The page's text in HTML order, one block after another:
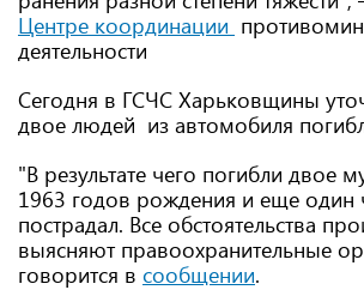
Центре координации
деятельности
Сегодня в ГСЧС Харьковщины
двое людей из автомобиля
"В результате чего погибли двое
1963 годов рождения и еще один
пострадал. Все обстоятельства
выясняют правоохранительные
говорится в сообщении.